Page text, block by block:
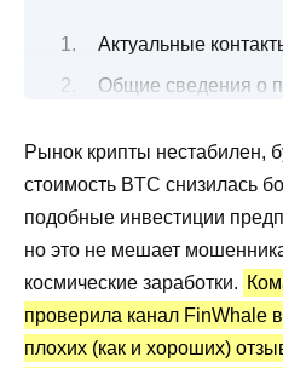
Актуальные
Общие сведения о
Торговые сигналы:
статистика и отзывы
Преимущества и
Рынок крипты нестабилен,
стоимость BTC снизилась
подобные инвестиции
но это не мешает
космические заработки.
проверила канал FinWhale
плохих (как и хороших)